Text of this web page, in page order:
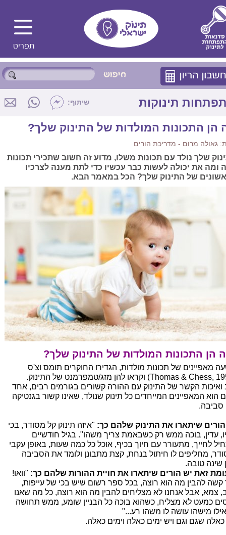
תינוקות שיתוף:
הן התכונות המולדות של התינוק שלך?
גאולה מרום - מדריכת הורים
שלך נולד עם תכונות משלו, מדוע זה חשוב שתכירי תכונות
ומה את יכולה לעשות כבר עכשיו כדי לתת מענה לצרכיו
של התינוק שלך? הכל במאמר הבא.
הן התכונות המולדות של התינוק שלך?
מאפיינים של תכונות מולדות, הגדירו החוקרים תומס וצ'ס
ואיכות הקשר של התינוק עם ההורה קשורים בגורמים רבים, אחד
הוא המאפיינים המייחדים כל תינוק שנולד, שאינו קשור בגנטיקה
סביבה.
שיתארו את התינוק שלהם כך: "איזה תינוק קל מסודר, בכי
עדין, בוכה ממש רק כשבאמת צריך משהו". בגיל חודשיים
לחייך, מתעורר עם חיוך בכיף, אוכל כל כמה שעות, באופן עקבי
מחליפים לו חיתול בנחת, קצת מתבונן ולומד את הסביבה
שינה טובה.
זאת יש הורים שיתארו את חויית ההורות שלהם כך: "וואו!
קשה להבין מה הוא רוצה, בכל ספר רשום שיש בכי של עייפות,
צמא, אבל אנחנו לא מצליחים להבין מה הוא רוצה, כל מה שאנו
כמעט לא מצליח, כשהוא בוכה כל הבניין שומע, ממש תחושה
מישהו עושה לו משהו רע..."
כאלה שגם וגם ויש ימים כאלה וימים כאלה.